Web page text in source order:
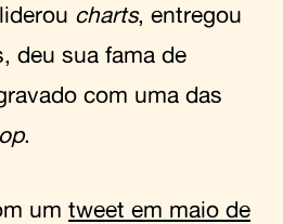
charts, entregou
deu sua fama de
com uma das
.
um tweet em maio de